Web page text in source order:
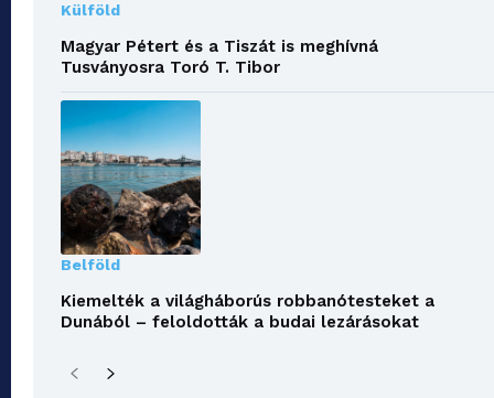
Külföld
Magyar Pétert és a Tiszát is meghívná
Tusványosra Toró T. Tibor
Belföld
Kiemelték a világháborús robbanótesteket a
Dunából – feloldották a budai lezárásokat